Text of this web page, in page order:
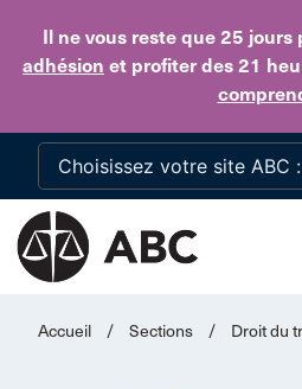
Il ne vous reste que 25 jours
adhésion et profiter des 21
Accueil / Sections / Droit du